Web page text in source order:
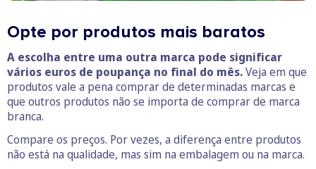
Opte por produtos mais baratos
A escolha entre uma outra marca pode significar
vários euros de poupança no final do mês.Veja em que
produtos vale a pena comprar de determinadas marcas e
que outros produtos não se importa de comprar de marca
branca.
Compare os preços. Por vezes, a diferença entre produtos
não está na qualidade, mas sim na embalagem ou na marca.